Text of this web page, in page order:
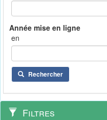
en
Rechercher
Filtres